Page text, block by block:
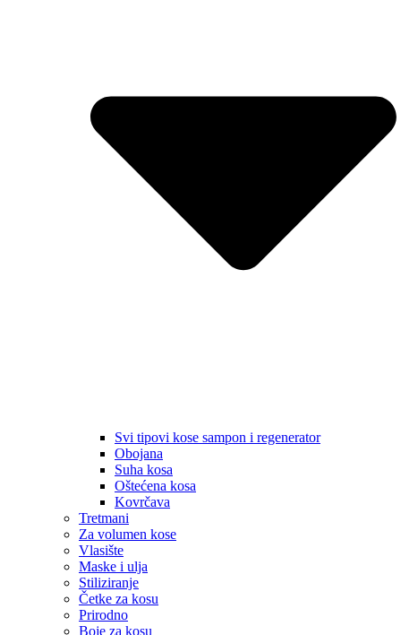
Svi tipovi kose sampon i regenerator
Obojana
Suha kosa
Oštećena kosa
Kovrčava
Tretmani
Za volumen kose
Vlasište
Maske i ulja
Stiliziranje
Četke za kosu
Prirodno
Boje za kosu